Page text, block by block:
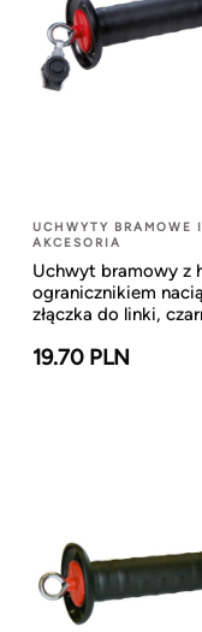
UCHWYTY BRAMOWE I
AKCESORIA
Uchwyt bramowy z
ogranicznikiem
złączka do linki,
19.70 PLN